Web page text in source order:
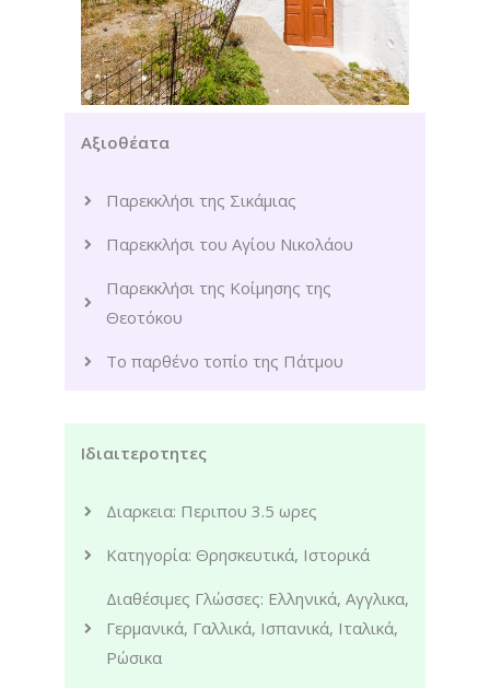
Αξιοθέατα
Παρεκκλήσι της Σικάμιας
Παρεκκλήσι του Αγίου Νικολάου
Παρεκκλήσι της Κοίμησης της
Θεοτόκου
Το παρθένο τοπίο της Πάτμου
Ιδιαιτεροτητες
Διαρκεια: Περιπου 3.5 ωρες
Κατηγορία: Θρησκευτικά, Ιστορικά
Διαθέσιμες Γλώσσες: Ελληνικά, Αγγλικα,
Γερμανικά, Γαλλικά, Ισπανικά, Ιταλικά,
Ρώσικα